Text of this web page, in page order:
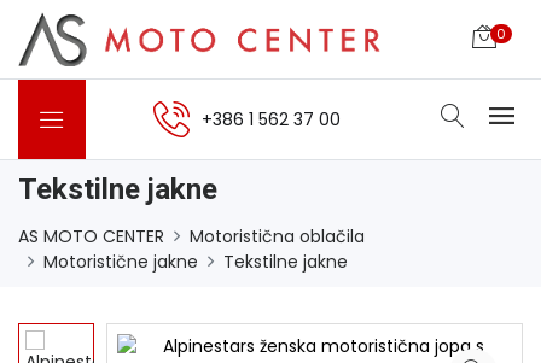
0
+386 1 562 37 00
Tekstilne jakne
AS MOTO CENTER
Motoristična oblačila
Motoristične jakne
Tekstilne jakne